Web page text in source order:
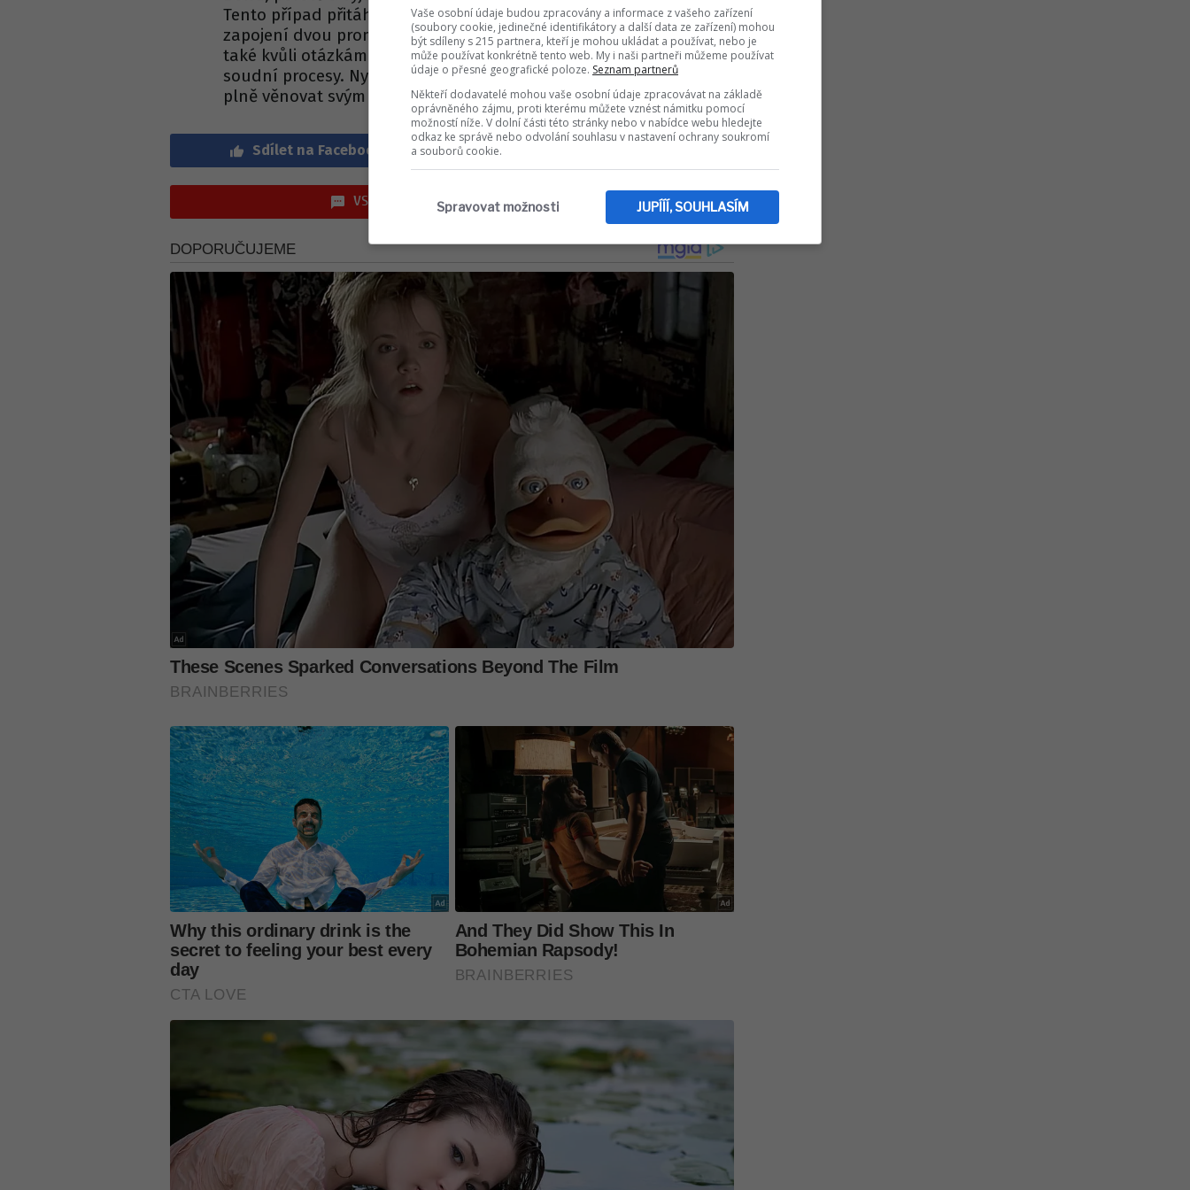
Tento případ přitáhl značnou mediální pozornost, a to nejen kvůli
zapojení dvou prominentních osobností hudebního průmyslu, ale
také kvůli otázkám týkajícím se spravedlnosti a vlivu médií na
soudní procesy. Nyní, po ukončení této právní bitvy, se pár může
plně věnovat svým osobním a profesním závazkům.
Sdílet na Facebook
VSTOUPIT DO DISKUZE (0 PŘÍSPĚVKŮ)
Vaše osobní údaje budou zpracovány a informace z vašeho zařízení
(soubory cookie, jedinečné identifikátory a další data ze zařízení) mohou
být sdíleny s 215 partnera, kteří je mohou ukládat a používat, nebo je
může používat konkrétně tento web. My i naši partneři můžeme používat
údaje o přesné geografické poloze. Seznam partnerů
Někteří dodavatelé mohou vaše osobní údaje zpracovávat na základě
oprávněného zájmu, proti kterému můžete vznést námitku pomocí
možností níže. V dolní části této stránky nebo v nabídce webu hledejte
odkaz ke správě nebo odvolání souhlasu v nastavení ochrany soukromí
a souborů cookie.
JUPÍÍÍ, SOUHLASÍM
Spravovat možnosti